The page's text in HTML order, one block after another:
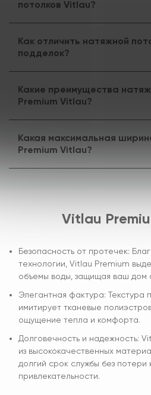
потолков Vitlau?
Как отличить натяжной
подделок?
Какие преимущества
Premium Vitlau?
Какая максимальная
Premium Vitlau?
Vitlau
Безопасность от протечек:
технологии, Vitlau Premium
объемы воды, защищая ваш дом
Элегантная фактура: Текстура
имитирует тканевые
ощущение тепла и комфорта.
Долговечность и надежность:
из высококачественных
долгий срок службы без потери
привлекательности.